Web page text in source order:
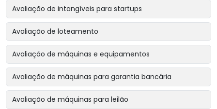
Avaliação de intangíveis para startups
Avaliação de loteamento
Avaliação de máquinas e equipamentos
Avaliação de máquinas para garantia bancária
Avaliação de máquinas para leilão